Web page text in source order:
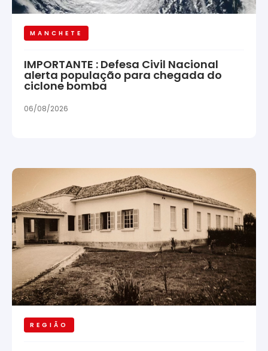
MANCHETE
IMPORTANTE : Defesa Civil Nacional
alerta população para chegada do
ciclone bomba
06/08/2026
REGIÃO